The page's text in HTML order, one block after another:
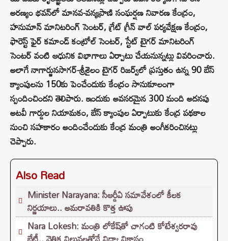
అరణ్యం భవన్‌లో మానవ-వన్యప్రాణి సంఘర్షణ నివారణ కేంద్రం,
హనుమాన్ మానిటరింగ్ సెంటర్, గ్రేట్ గ్రీన్ వాల్ పర్యవేక్షణ కేంద్రం,
ఫారెస్ట్ ఫైర్ కమాండ్ కంట్రోల్ సెంటర్, స్టేట్ టైగర్ మానిటరింగ్
సెంటర్ వంటి ఆధునిక విభాగాలు ఏర్పాటు చేయనున్నట్లు వివరించారు.
అలాగే నాగార్జునసాగర్-శ్రీశైలం టైగర్ రిజర్వ్‌లో ప్రస్తుతం ఉన్న 90 బేస్
క్యాంపులను 150కు పెంచేందుకు కేంద్రం సానుకూలంగా
స్పందించిందని తెలిపారు. ఇందుకు అవసరమైన 300 మంది అదనపు
అటవీ గార్డుల నియామకం, బేస్ క్యాంపుల ఏర్పాటుకు కేంద్ర పథకాల
నుంచి సహకారం అందించేందుకు కేంద్ర మంత్రి అంగీకరించినట్లు
చెప్పారు.
Also Read
Minister Narayana: సీఆర్డీఏ సమావేశంలో కీలక
నిర్ణయాలు.. అమరావతికి కొత్త ఊపు
Nara Lokesh: మంత్రి లోకేష్‌తో చాగంటి కోటేశ్వరరావు